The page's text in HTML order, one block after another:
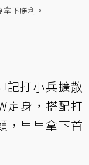
下勝利。
記打小兵擴散
定身，搭配打
，早早拿下首